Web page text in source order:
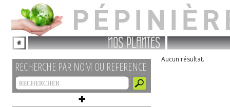
NOS PLANTES
RECHERCHE PAR NOM OU REFERENCE
Aucun résultat.